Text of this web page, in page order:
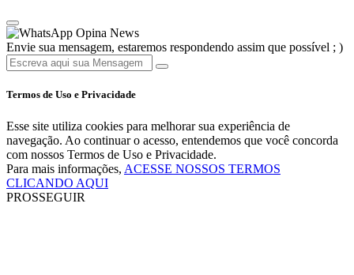
Opina News
Envie sua mensagem, estaremos respondendo assim que possível ; )
Termos de Uso e Privacidade
Esse site utiliza cookies para melhorar sua experiência de
navegação. Ao continuar o acesso, entendemos que você concorda
com nossos Termos de Uso e Privacidade.
Para mais informações, ACESSE NOSSOS TERMOS
CLICANDO AQUI
PROSSEGUIR